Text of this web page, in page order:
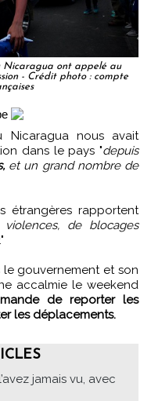
Nicaragua ont appelé au
- Crédit photo : compte
dans le pays "depuis
et un grand nombre de
étrangères rapportent
de blocages
."
gouvernement et son
accalmie le weekend
de reporter les
les déplacements.
jamais vu, avec